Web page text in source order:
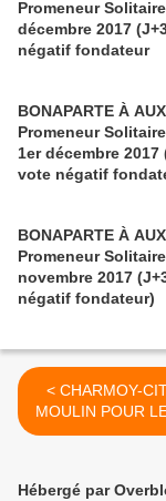
Promeneur
décembre 2017
négatif fondateur
BONAPARTE À
Promeneur
1er décembre 2017
vote négatif
BONAPARTE À
Promeneur
novembre 2017
négatif fondateur)
< CHARMOY-CITY : UN
MOULIN POUR
POINT - du 29
Hébergé par